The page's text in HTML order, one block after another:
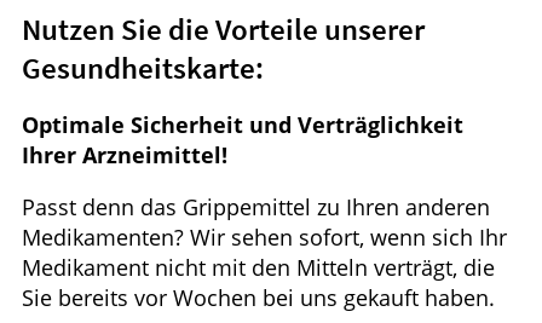
Krankheiten & Therapie
GESUND IM ALTER
Nutzen Sie die Vorteile unserer
Gesundheitskarte:
Optimale Sicherheit und Verträglichkeit
Ihrer Arzneimittel!
Passt denn das Grippemittel zu Ihren anderen
Medikamenten? Wir sehen sofort, wenn sich Ihr
Medikament nicht mit den Mitteln verträgt, die
Sie bereits vor Wochen bei uns gekauft haben.